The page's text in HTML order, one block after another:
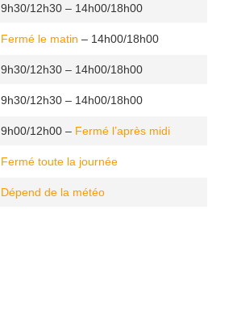
9h30/12h30 – 14h00/18h00
Fermé le matin – 14h00/18h00
9h30/12h30 – 14h00/18h00
9h30/12h30 – 14h00/18h00
9h00/12h00 – Fermé l’après midi
Fermé toute la journée
Dépend de la météo